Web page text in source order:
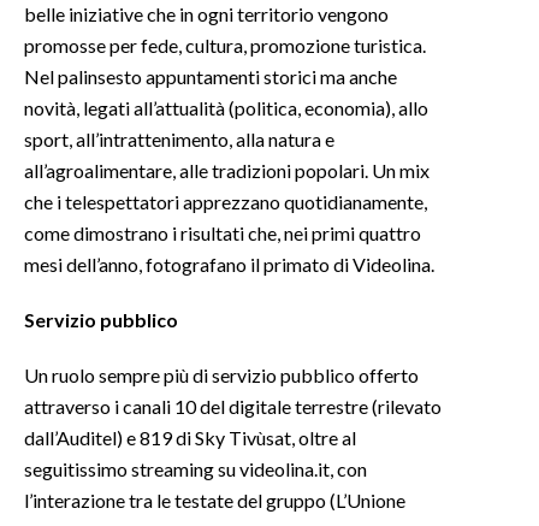
belle iniziative che in ogni territorio vengono
promosse per fede, cultura, promozione turistica.
Nel palinsesto appuntamenti storici ma anche
novità, legati all’attualità (politica, economia), allo
sport, all’intrattenimento, alla natura e
all’agroalimentare, alle tradizioni popolari. Un mix
che i telespettatori apprezzano quotidianamente,
come dimostrano i risultati che, nei primi quattro
mesi dell’anno, fotografano il primato di Videolina.
Servizio pubblico
Un ruolo sempre più di servizio pubblico offerto
attraverso i canali 10 del digitale terrestre (rilevato
dall’Auditel) e 819 di Sky Tivùsat, oltre al
seguitissimo streaming su videolina.it, con
l’interazione tra le testate del gruppo (L’Unione